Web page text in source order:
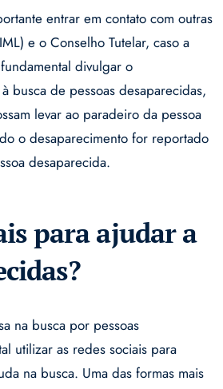
entrar em contato com outras
e o Conselho Tutelar, caso a
divulgar o
busca de pessoas desaparecidas,
levar ao paradeiro da pessoa
o desaparecimento for reportado
desaparecida.
para ajudar a
na busca por pessoas
utilizar as redes sociais para
na busca. Uma das formas mais